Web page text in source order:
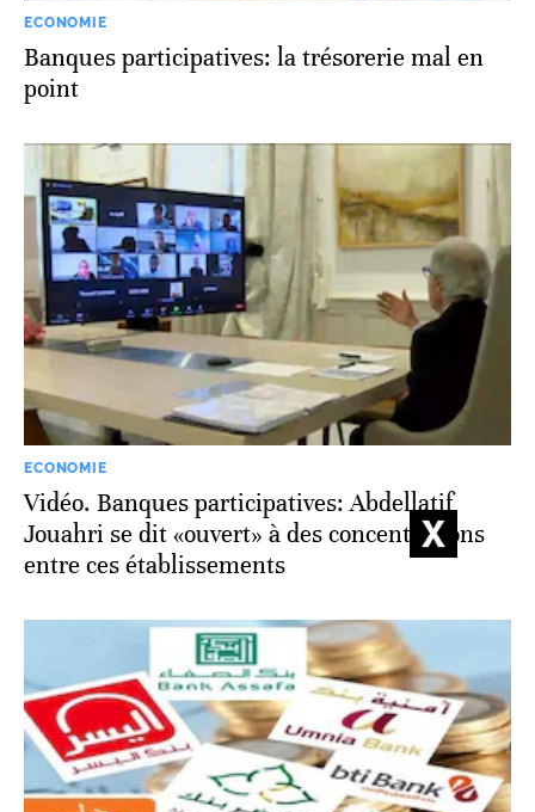
ECONOMIE
Banques participatives: la trésorerie mal en
point
ECONOMIE
Vidéo. Banques participatives: Abdellatif
Jouahri se dit «ouvert» à des concentrations
entre ces établissements